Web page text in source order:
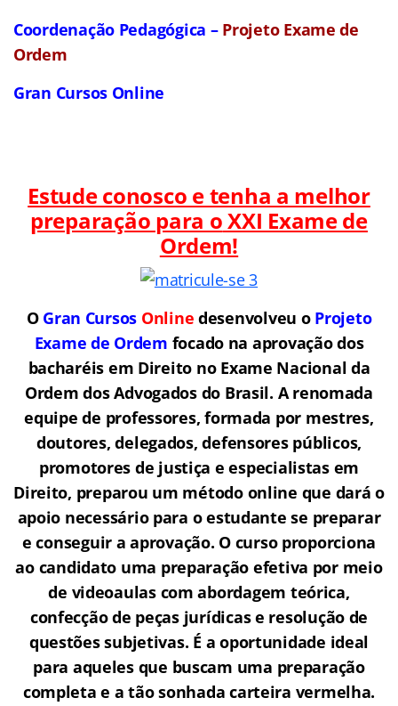
Coordenação Pedagógica – Projeto Exame de
Ordem
Gran Cursos Online
Estude conosco e tenha a melhor
preparação para oXXI Exame de
Ordem!
O Gran Cursos Online desenvolveu o Projeto
Exame de Ordem focado na aprovação dos
bacharéis em Direito no Exame Nacional da
Ordem dos Advogados do Brasil. A renomada
equipe de professores, formada por mestres,
doutores, delegados, defensores públicos,
promotores de justiça e especialistas em
Direito, preparou um método online que dará o
apoio necessário para o estudante se preparar
e conseguir a aprovação. O curso proporciona
ao candidato uma preparação efetiva por meio
de videoaulas com abordagem teórica,
confecção de peças jurídicas e resolução de
questões subjetivas. É a oportunidade ideal
para aqueles que buscam uma preparação
completa e a tão sonhada carteira vermelha.